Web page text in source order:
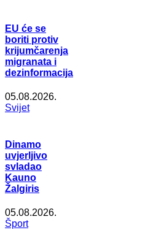
EU će se
boriti protiv
krijumčarenja
migranata i
dezinformacija
05.08.2026.
Svijet
Dinamo
uvjerljivo
svladao
Kauno
Žalgiris
05.08.2026.
Šport